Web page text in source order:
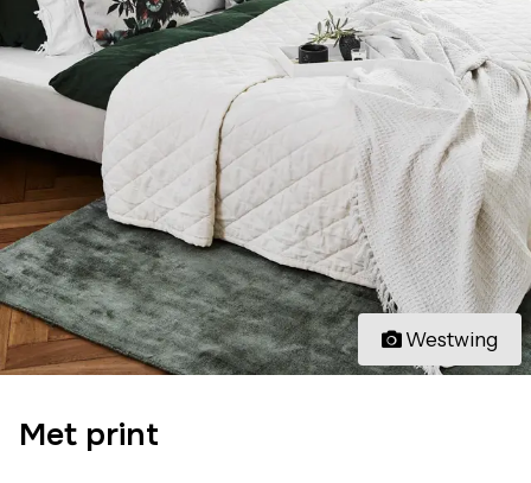
Westwing
Met print